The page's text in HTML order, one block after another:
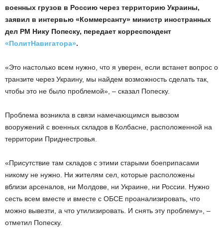
военных грузов в Россию через территорию Украины,
заявил в интервью «Коммерсанту» министр иностранных
дел РМ Нику Попеску, передает корреспондент
«ПолитНавигатора».
«Это настолько всем нужно, что я уверен, если встанет вопрос о
транзите через Украину, мы найдем возможность сделать так,
чтобы это не было проблемой», – сказал Попеску.
Проблема возникла в связи намечающимся вывозом
вооружений с военных складов в Колбасне, расположенной на
территории Приднестровья.
«Присутствие там складов с этими старыми боеприпасами
никому не нужно. Ни жителям сел, которые расположены
вблизи арсеналов, ни Молдове, ни Украине, ни России. Нужно
сесть всем вместе и вместе с ОБСЕ проанализировать, что
можно вывезти, а что утилизировать. И снять эту проблему», –
отметил Попеску.